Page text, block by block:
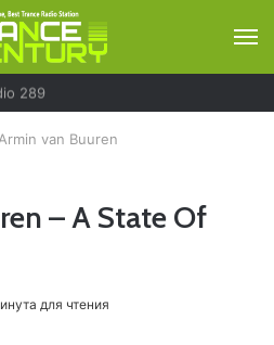
289
Armin van Buuren
– A State Of
для чтения